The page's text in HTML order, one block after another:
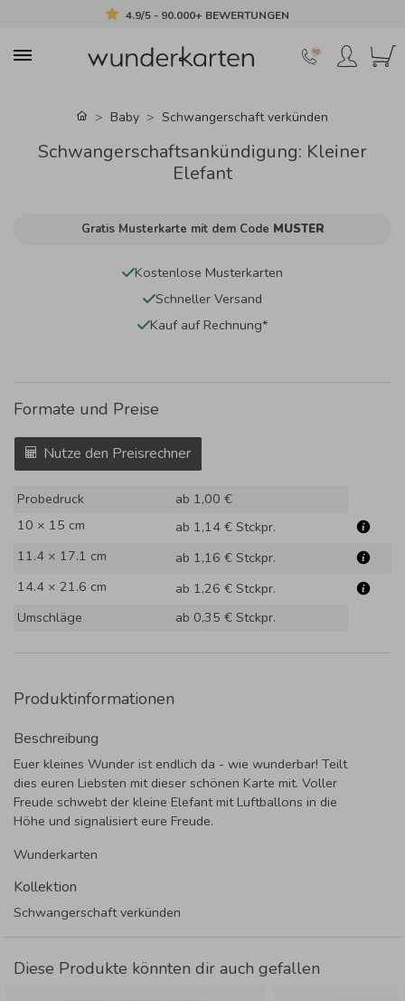
4.9/5 - 90.000+ BEWERTUNGEN
Baby Schwangerschaft verkünden
Schwangerschaftsankündigung: Kleiner
Elefant
Gratis Musterkarte mit dem Code MUSTER
Kostenlose Musterkarten
Schneller Versand
Kauf auf Rechnung*
Formate und Preise
Nutze den Preisrechner
Probedruck
ab 1,00 €
10 × 15 cm
ab 1,14 € Stckpr.
11.4 × 17.1 cm
ab 1,16 € Stckpr.
14.4 × 21.6 cm
ab 1,26 € Stckpr.
Umschläge
ab 0,35 € Stckpr.
Produktinformationen
Beschreibung
Euer kleines Wunder ist endlich da - wie wunderbar! Teilt
dies euren Liebsten mit dieser schönen Karte mit. Voller
Freude schwebt der kleine Elefant mit Luftballons in die
Höhe und signalisiert eure Freude.
Wunderkarten
Kollektion
Schwangerschaft verkünden
Diese Produkte könnten dir auch gefallen